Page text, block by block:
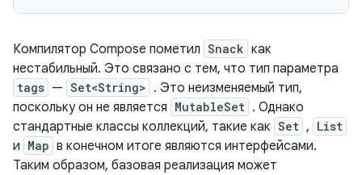
Компилятор Compose пометил Snack как
нестабильный. Это связано с тем, что тип параметра
tags — Set<String> . Это неизменяемый тип,
поскольку он не является MutableSet . Однако
стандартные классы коллекций, такие как Set , List
и Map в конечном итоге являются интерфейсами.
Таким образом, базовая реализация может